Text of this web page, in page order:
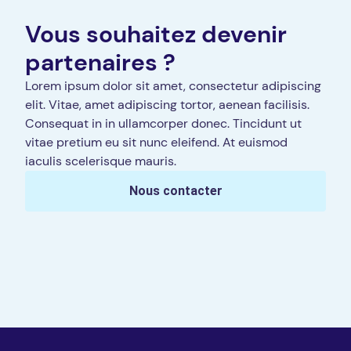
Vous souhaitez devenir
partenaires ?
Lorem ipsum dolor sit amet, consectetur adipiscing
elit. Vitae, amet adipiscing tortor, aenean facilisis.
Consequat in in ullamcorper donec. Tincidunt ut
vitae pretium eu sit nunc eleifend. At euismod
iaculis scelerisque mauris.
Nous contacter